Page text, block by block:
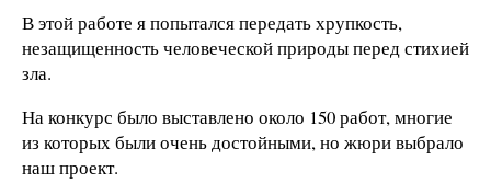
В этой работе я попытался передать хрупкость,
незащищенность человеческой природы перед стихией
зла.
На конкурс было выставлено около 150 работ, многие
из которых были очень достойными, но жюри выбрало
наш проект.